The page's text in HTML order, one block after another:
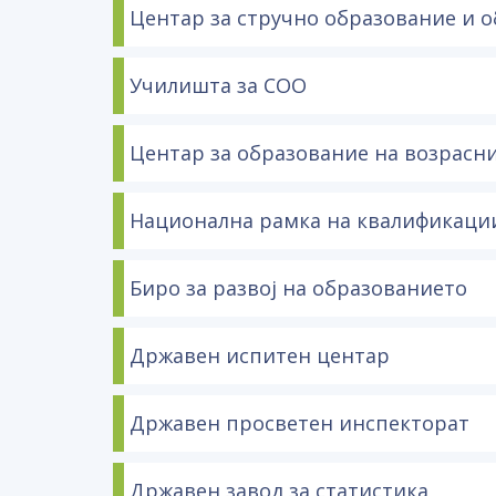
Центар за стручно образование и
Училишта за СОО
Центар за образование на
Национална рамка на
Биро за развој на образованието
Државен испитен центар
Државен просветен инспекторат
Државен завод за статистика